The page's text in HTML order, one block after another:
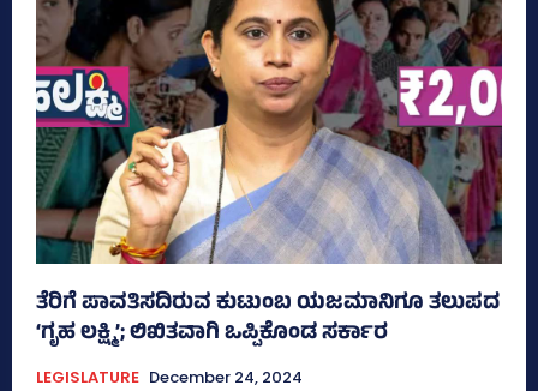
ತೆರಿಗೆ ಪಾವತಿಸದಿರುವ ಕುಟುಂಬ ಯಜಮಾನಿಗೂ ತಲುಪದ
‘ಗೃಹ ಲಕ್ಷ್ಮಿ’; ಲಿಖಿತವಾಗಿ ಒಪ್ಪಿಕೊಂಡ ಸರ್ಕಾರ
LEGISLATURE December 24, 2024